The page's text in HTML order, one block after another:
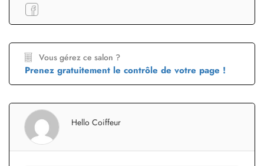
Vous gérez ce salon ?
Prenez gratuitement le contrôle de votre page !
Hello Coiffeur